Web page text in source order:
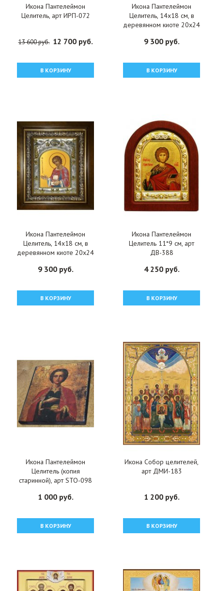
Икона Пантелеймон
Целитель, арт ИРП-072
13 600 руб. 12 700 руб.
В КОРЗИНУ
Икона Пантелеймон
Целитель, 14x18 см, в
деревянном киоте 20х24
9 300 руб.
В КОРЗИНУ
Икона Пантелеймон
Целитель, 14x18 см, в
деревянном киоте 20х24
9 300 руб.
В КОРЗИНУ
Икона Пантелеймон
Целитель 11*9 см, арт
ДВ-388
4 250 руб.
В КОРЗИНУ
Икона Пантелеймон
Целитель (копия
старинной), арт STO-098
1 000 руб.
В КОРЗИНУ
Икона Собор целителей,
арт ДМИ-183
1 200 руб.
В КОРЗИНУ